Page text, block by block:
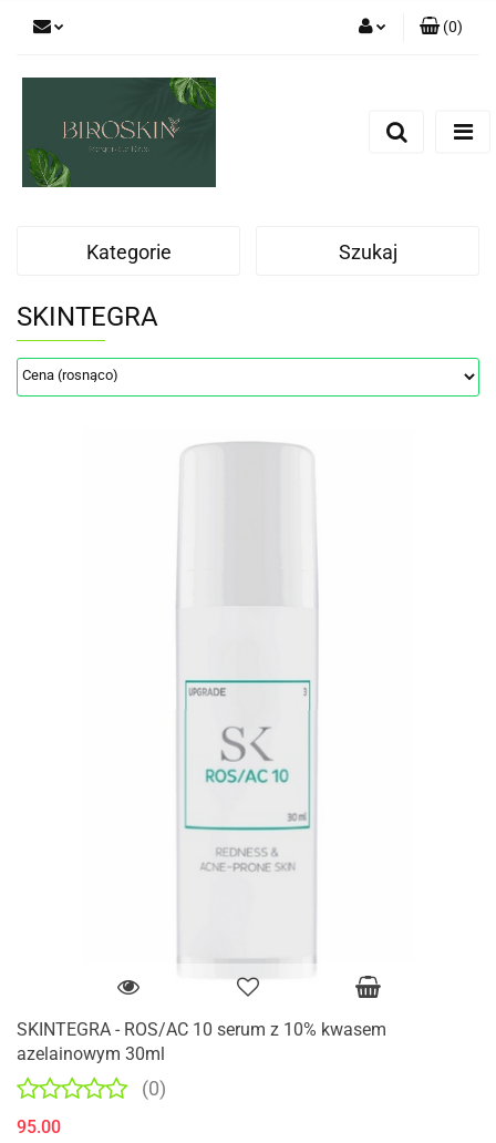
(0)
Kategorie Szukaj
SKINTEGRA
SKINTEGRA - ROS/AC 10 serum z 10% kwasem
azelainowym 30ml
(0)
95.00